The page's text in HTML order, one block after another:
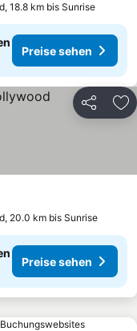
18.8 km bis Sunrise
Preise sehen
Teilen
20.0 km bis Sunrise
Preise sehen